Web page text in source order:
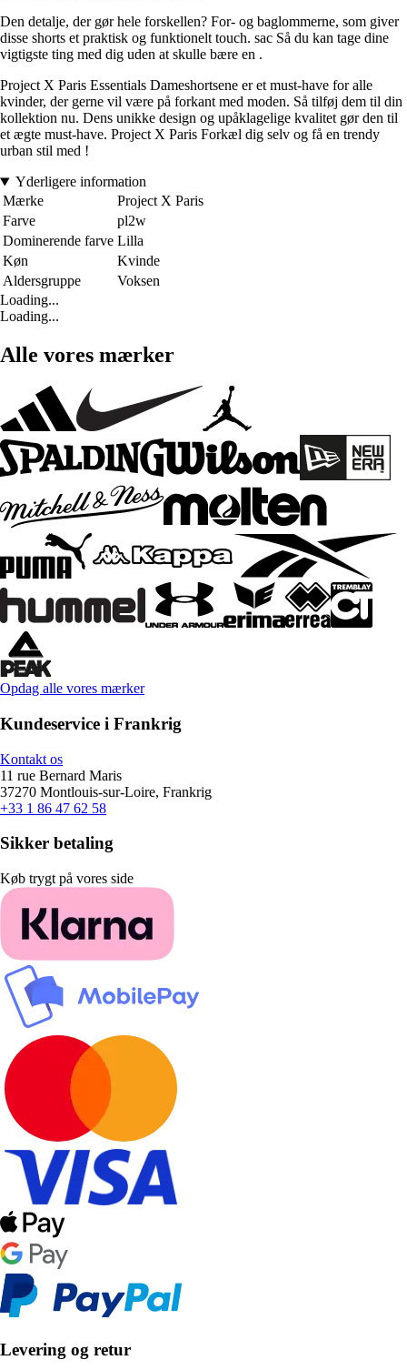
Den detalje, der gør hele forskellen? For- og baglommerne, som giver
disse shorts et praktisk og funktionelt touch. sac Så du kan tage dine
vigtigste ting med dig uden at skulle bære en .
Project X Paris Essentials Dameshortsene er et must-have for alle
kvinder, der gerne vil være på forkant med moden. Så tilføj dem til din
kollektion nu. Dens unikke design og upåklagelige kvalitet gør den til
et ægte must-have. Project X Paris Forkæl dig selv og få en trendy
urban stil med !
Yderligere information
Mærke
Project X Paris
Farve
pl2w
Dominerende farve Lilla
Køn
Kvinde
Aldersgruppe
Voksen
Loading...
Loading...
Alle vores mærker
Opdag alle vores mærker
Kundeservice i Frankrig
Kontakt os
11 rue Bernard Maris
37270 Montlouis-sur-Loire, Frankrig
+33 1 86 47 62 58
Sikker betaling
Køb trygt på vores side
Levering og retur